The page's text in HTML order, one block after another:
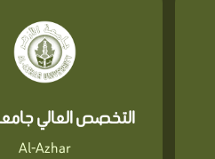
التخصص العالي
Al-Azhar